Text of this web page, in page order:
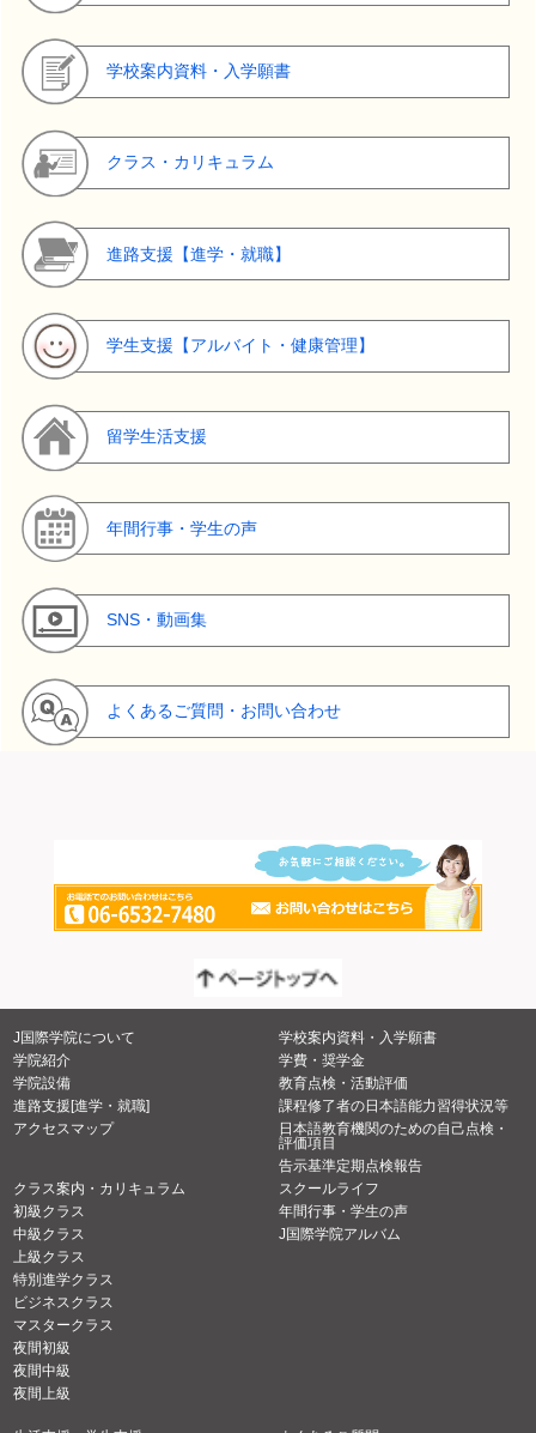
学校案内資料・入学願書
クラス・カリキュラム
進路支援【進学・就職】
学生支援【アルバイト・健康管理】
留学生活支援
年間行事・学生の声
SNS・動画集
よくあるご質問・お問い合わせ
J国際学院について
学院紹介
学院設備
進路支援[進学・就職]
アクセスマップ
学校案内資料・入学願書
学費・奨学金
教育点検・活動評価
課程修了者の日本語能力習得状況等
日本語教育機関のための自己点検・
評価項目
告示基準定期点検報告
クラス案内・カリキュラム
初級クラス
中級クラス
上級クラス
特別進学クラス
ビジネスクラス
マスタークラス
夜間初級
夜間中級
夜間上級
スクールライフ
年間行事・学生の声
J国際学院アルバム